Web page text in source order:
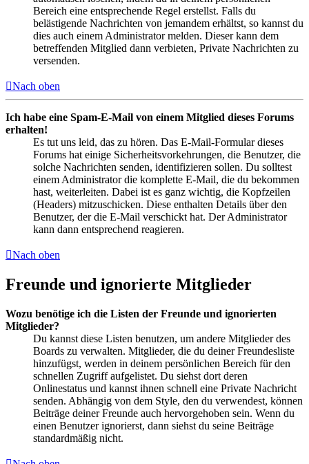
Bereich eine entsprechende Regel erstellst. Falls du
belästigende Nachrichten von jemandem erhältst, so kannst du
dies auch einem Administrator melden. Dieser kann dem
betreffenden Mitglied dann verbieten, Private Nachrichten zu
versenden.
Nach oben
Ich habe eine Spam-E-Mail von einem Mitglied dieses Forums
erhalten!
Es tut uns leid, das zu hören. Das E-Mail-Formular dieses
Forums hat einige Sicherheitsvorkehrungen, die Benutzer, die
solche Nachrichten senden, identifizieren sollen. Du solltest
einem Administrator die komplette E-Mail, die du bekommen
hast, weiterleiten. Dabei ist es ganz wichtig, die Kopfzeilen
(Headers) mitzuschicken. Diese enthalten Details über den
Benutzer, der die E-Mail verschickt hat. Der Administrator
kann dann entsprechend reagieren.
Nach oben
Freunde und ignorierte Mitglieder
Wozu benötige ich die Listen der Freunde und ignorierten
Mitglieder?
Du kannst diese Listen benutzen, um andere Mitglieder des
Boards zu verwalten. Mitglieder, die du deiner Freundesliste
hinzufügst, werden in deinem persönlichen Bereich für den
schnellen Zugriff aufgelistet. Du siehst dort deren
Onlinestatus und kannst ihnen schnell eine Private Nachricht
senden. Abhängig von dem Style, den du verwendest, können
Beiträge deiner Freunde auch hervorgehoben sein. Wenn du
einen Benutzer ignorierst, dann siehst du seine Beiträge
standardmäßig nicht.